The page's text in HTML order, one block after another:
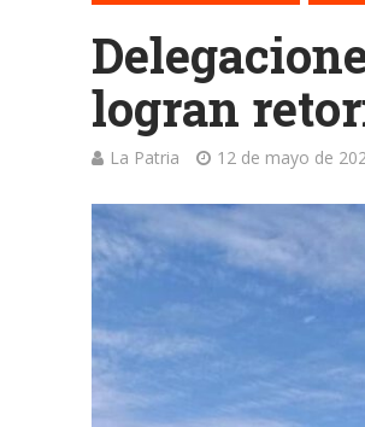
logran
La Patria 12 de mayo de